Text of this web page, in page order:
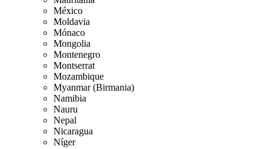
México
Moldavia
Mónaco
Mongolia
Montenegro
Montserrat
Mozambique
Myanmar (Birmania)
Namibia
Nauru
Nepal
Nicaragua
Níger